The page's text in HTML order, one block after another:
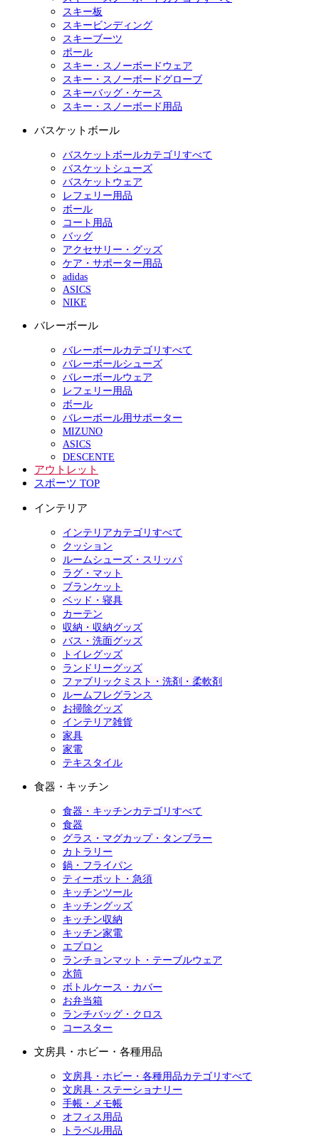
スキー板
スキービンディング
スキーブーツ
ポール
スキー・スノーボードウェア
スキー・スノーボードグローブ
スキーバッグ・ケース
スキー・スノーボード用品
バスケットボール
バスケットボールカテゴリすべて
バスケットシューズ
バスケットウェア
レフェリー用品
ボール
コート用品
バッグ
アクセサリー・グッズ
ケア・サポーター用品
adidas
ASICS
NIKE
バレーボール
バレーボールカテゴリすべて
バレーボールシューズ
バレーボールウェア
レフェリー用品
ボール
バレーボール用サポーター
MIZUNO
ASICS
DESCENTE
アウトレット
スポーツ TOP
インテリア
インテリアカテゴリすべて
クッション
ルームシューズ・スリッパ
ラグ・マット
ブランケット
ベッド・寝具
カーテン
収納・収納グッズ
バス・洗面グッズ
トイレグッズ
ランドリーグッズ
ファブリックミスト・洗剤・柔軟剤
ルームフレグランス
お掃除グッズ
インテリア雑貨
家具
家電
テキスタイル
食器・キッチン
食器・キッチンカテゴリすべて
食器
グラス・マグカップ・タンブラー
カトラリー
鍋・フライパン
ティーポット・急須
キッチンツール
キッチングッズ
キッチン収納
キッチン家電
エプロン
ランチョンマット・テーブルウェア
水筒
ボトルケース・カバー
お弁当箱
ランチバッグ・クロス
コースター
文房具・ホビー・各種用品
文房具・ホビー・各種用品カテゴリすべて
文房具・ステーショナリー
手帳・メモ帳
オフィス用品
トラベル用品